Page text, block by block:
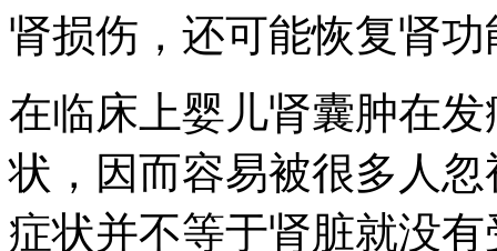
肾损伤，还可能恢复肾功
在临床上婴儿肾囊肿在
状，因而容易被很多人
症状并不等于肾脏就没